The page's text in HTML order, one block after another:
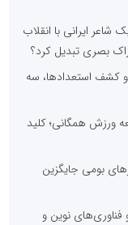
ایرانی با انقلاب
بصری تبدیل کرد؟
کشف استعدادها، سه
ورزش همگانی؛ کلید
بومی جایگزین
فناوری‌های نوین و